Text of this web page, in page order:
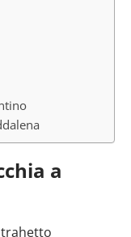
a
trahetto